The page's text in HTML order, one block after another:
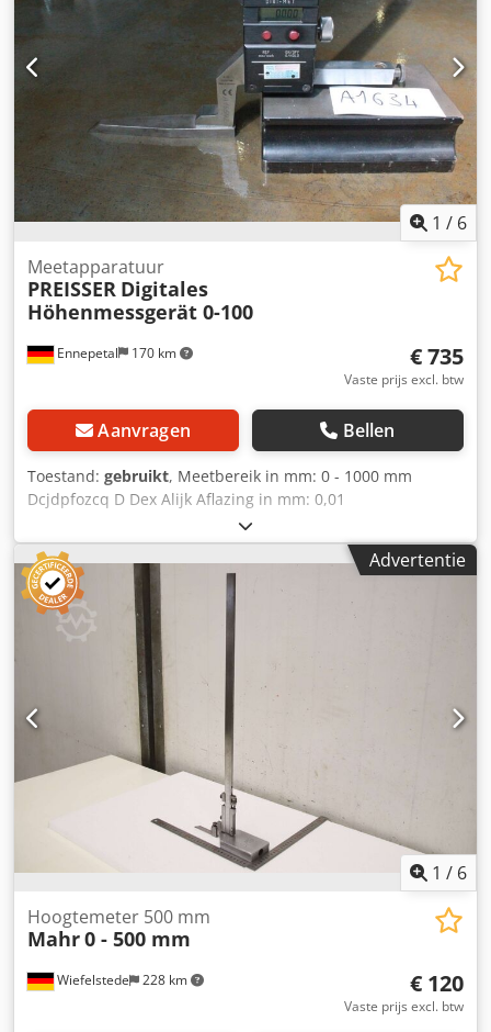
1 / 6
Ennepetal 170 km
Meetapparatuur
PREISSER Digitales
Höhenmessgerät 0-100
€ 735
Vaste prijs excl. btw
Aanvragen Bellen
Toestand: gebruikt, Meetbereik in mm: 0 - 1000 mm
Dcjdpfozcq D Dex Alijk Aflazing in mm: 0,01
Advertentie
1 / 6
Wiefelstede 228 km
Hoogtemeter 500 mm
Mahr0 - 500 mm
€ 120
Vaste prijs excl. btw